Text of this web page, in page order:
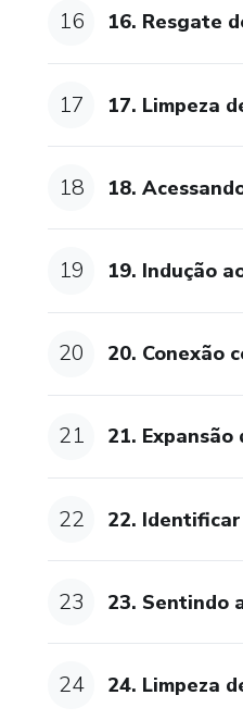
16 16. Resgate
17 17. Limpeza
18 18.
19 19. Indução
20 20. Conexão
21 21. Expansão
22 22.
23 23. Sentindo
24 24. Limpeza